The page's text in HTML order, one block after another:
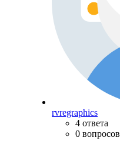
rvregraphics
4 ответа
0 вопросов